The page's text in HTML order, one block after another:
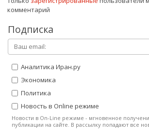
комментарий
Подписка
Аналитика Иран.ру
Экономика
Политика
Новость в Online режиме
Новости в On-Line режиме - мгновенное
публикации на сайте. В рассылку попадают все